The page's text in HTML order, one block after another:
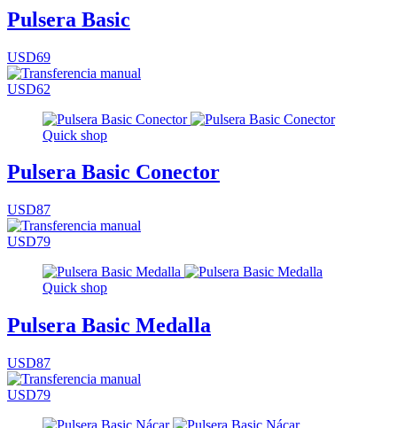
Pulsera Basic
USD69
USD62
Quick shop
Pulsera Basic Conector
USD87
USD79
Quick shop
Pulsera Basic Medalla
USD87
USD79